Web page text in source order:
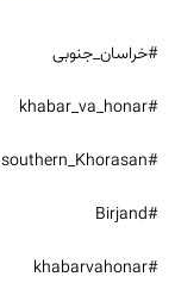
#خراسان_جنوبی
#khabar_va_honar
#southern_Khorasan
#Birjand
#khabarvahonar